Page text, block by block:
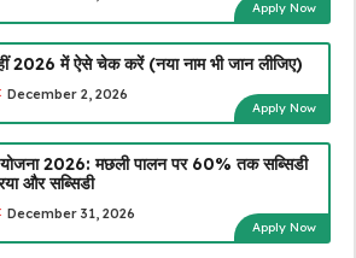
Apply Now
2026 में ऐसे चेक करें (नया नाम भी जान लीजिए)
December 2, 2026
Apply Now
योजना 2026: मछली पालन पर 60% तक सब्सिडी
और सब्सिडी
December 31, 2026
Apply Now